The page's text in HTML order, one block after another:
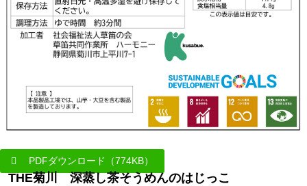
PDFダウンロード（774KB）
THE菊川 深蒸し茶そうめんのはじっこ